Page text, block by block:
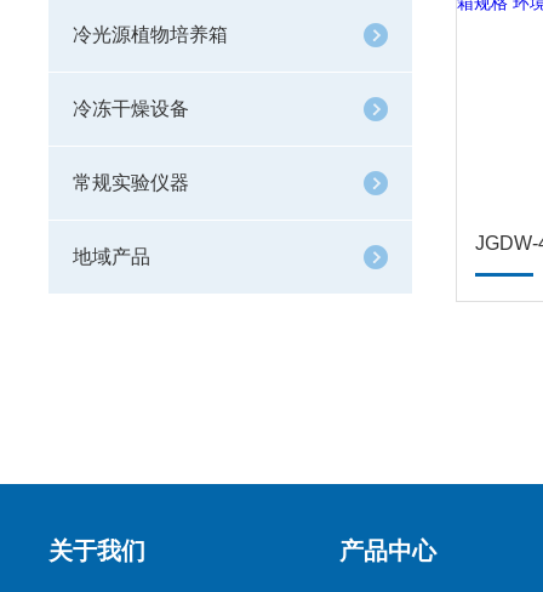
冷光源植物培养箱
冷冻干燥设备
常规实验仪器
地域产品
关于我们 产品中心